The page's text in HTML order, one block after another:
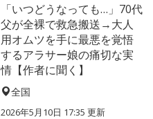
「いつどうなっても…」70代
父が全裸で救急搬送→大人
用オムツを手に最悪を覚悟
するアラサー娘の痛切な実
情【作者に聞く】
全国
2026年5月10日 17:35 更新